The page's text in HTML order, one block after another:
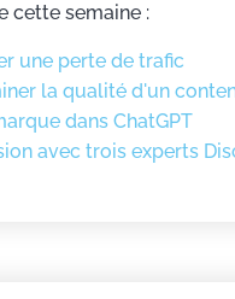
cette semaine :
une perte de trafic
la qualité d'un
dans ChatGPT
avec trois experts